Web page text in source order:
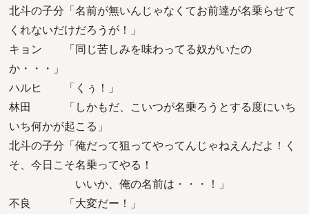
北斗の子分「名前が無いんじゃなくてお前達が名乗らせて
くれないだけだろうが！」
キョン 「同じ苦しみを味わってる奴がいたの
か・・・」
ハルヒ 「くぅ！」
林田 「しかもだ、こいつが名乗ろうとする度にいち
いち何かが起こる」
北斗の子分「俺だって狙ってやってんじゃねえんだよ！く
そ、今日こそ名乗ってやる！
いいか、俺の名前は・・・！」
不良 「大変だー！」